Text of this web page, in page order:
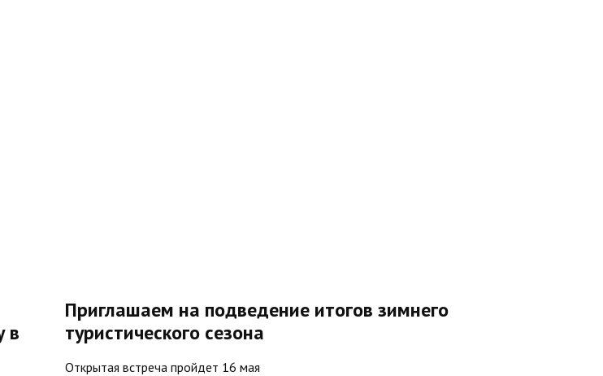
в
Приглашаем на подведение итогов зимнего
туристического сезона
Открытая встреча пройдет 16 мая